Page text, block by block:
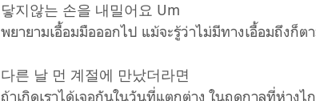
닿지않는 손을 내밀어요 Um
พยายามเอื้อมมือออกไป แม้จะรู้ว่าไม่มีทางเอื้อมถึงก็ต
다른 날 먼 계절에 만났더라면
ถ้าเกิดเราได้เจอกันในวันที่แตกต่าง ในฤดูกาลที่ห่างไ